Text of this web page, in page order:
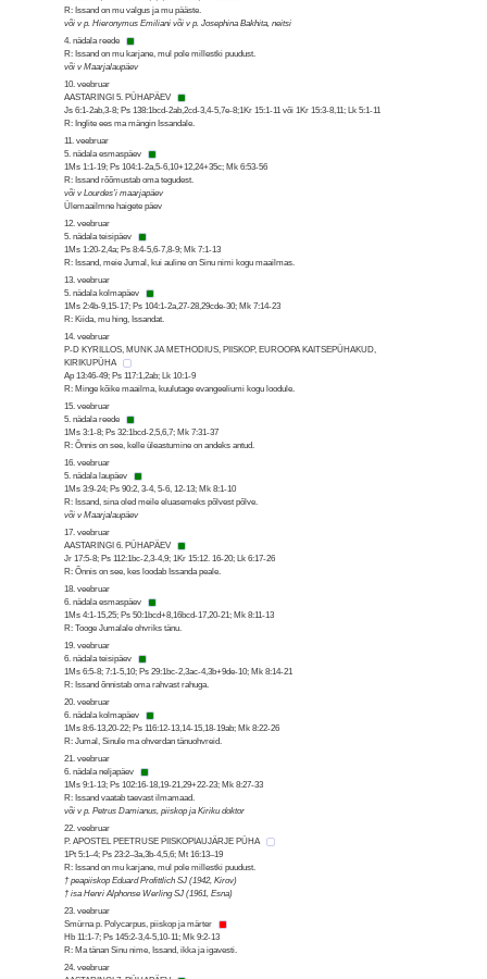
R: Issand on mu valgus ja mu pääste.
või v p. Hieronymus Emiliani või v p. Josephina Bakhita, neitsi
4. nädala reede
R: Issand on mu karjane, mul pole millestki puudust.
või v Maarjalaupäev
10. veebruar
AASTARINGI 5. PÜHAPÄEV
Js 6:1-2ab,3-8; Ps 138:1bcd-2ab,2cd-3,4-5,7e-8;1Kr 15:1-11 või 1Kr 15:3-8,11; Lk 5:1-11
R: Inglite ees ma mängin Issandale.
11. veebruar
5. nädala esmaspäev
1Ms 1:1-19; Ps 104:1-2a,5-6,10+12,24+35c; Mk 6:53-56
R: Issand rõõmustab oma tegudest.
või v Lourdes’i maarjapäev
Ülemaailmne haigete päev
12. veebruar
5. nädala teisipäev
1Ms 1:20-2,4a; Ps 8:4-5,6-7,8-9; Mk 7:1-13
R: Issand, meie Jumal, kui auline on Sinu nimi kogu maailmas.
13. veebruar
5. nädala kolmapäev
1Ms 2:4b-9,15-17; Ps 104:1-2a,27-28,29cde-30; Mk 7:14-23
R: Kiida, mu hing, Issandat.
14. veebruar
P-D KYRILLOS, MUNK JA METHODIUS, PIISKOP, EUROOPA KAITSEPÜHAKUD,
KIRIKUPÜHA
Ap 13:46-49; Ps 117:1,2ab; Lk 10:1-9
R: Minge kõike maailma, kuulutage evangeeliumi kogu loodule.
15. veebruar
5. nädala reede
1Ms 3:1-8; Ps 32:1bcd-2,5,6,7; Mk 7:31-37
R: Õnnis on see, kelle üleastumine on andeks antud.
16. veebruar
5. nädala laupäev
1Ms 3:9-24; Ps 90:2, 3-4, 5-6, 12-13; Mk 8:1-10
R: Issand, sina oled meile eluasemeks põlvest põlve.
või v Maarjalaupäev
17. veebruar
AASTARINGI 6. PÜHAPÄEV
Jr 17:5-8; Ps 112:1bc-2,3-4,9; 1Kr 15:12. 16-20; Lk 6:17-26
R: Õnnis on see, kes loodab Issanda peale.
18. veebruar
6. nädala esmaspäev
1Ms 4:1-15,25; Ps 50:1bcd+8,16bcd-17,20-21; Mk 8:11-13
R: Tooge Jumalale ohvriks tänu.
19. veebruar
6. nädala teisipäev
1Ms 6:5-8; 7:1-5,10; Ps 29:1bc-2,3ac-4,3b+9de-10; Mk 8:14-21
R: Issand õnnistab oma rahvast rahuga.
20. veebruar
6. nädala kolmapäev
1Ms 8:6-13,20-22; Ps 116:12-13,14-15,18-19ab; Mk 8:22-26
R: Jumal, Sinule ma ohverdan tänuohvreid.
21. veebruar
6. nädala neljapäev
1Ms 9:1-13; Ps 102:16-18,19-21,29+22-23; Mk 8:27-33
R: Issand vaatab taevast ilmamaad.
või v p. Petrus Damianus, piiskop ja Kiriku doktor
22. veebruar
P. APOSTEL PEETRUSE PIISKOPIAUJÄRJE PÜHA
1Pt 5:1–4; Ps 23:2–3a,3b-4,5,6; Mt 16:13–19
R: Issand on mu karjane, mul pole millestki puudust.
† peapiiskop Eduard Profittlich SJ (1942, Kirov)
† isa Henri Alphonse Werling SJ (1961, Esna)
23. veebruar
Smürna p. Polycarpus, piiskop ja märter
Hb 11:1-7; Ps 145:2-3,4-5,10-11; Mk 9:2-13
R: Ma tänan Sinu nime, Issand, ikka ja igavesti.
24. veebruar